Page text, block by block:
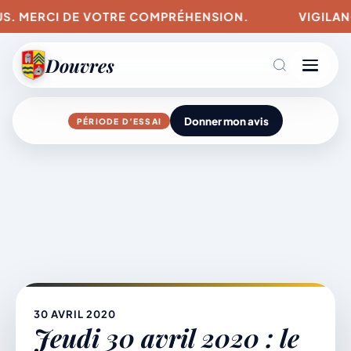
DE VOTRE COMPRÉHENSION.
Douvres
Agenda
Mairie & Vie municipale
PÉRIODE D’ESSAI Donner mon avis
30 AVRIL 2020
Jeudi 30 avril 2020 : le